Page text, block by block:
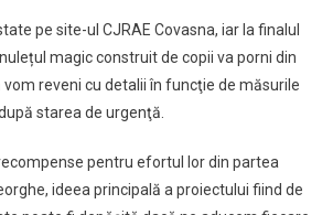
pe site-ul CJRAE Covasna, iar la finalul
magic construit de copii va porni din
reveni cu detalii în funcţie de măsurile
starea de urgenţă.
pentru efortul lor din partea
ideea principală a proiectului fiind de